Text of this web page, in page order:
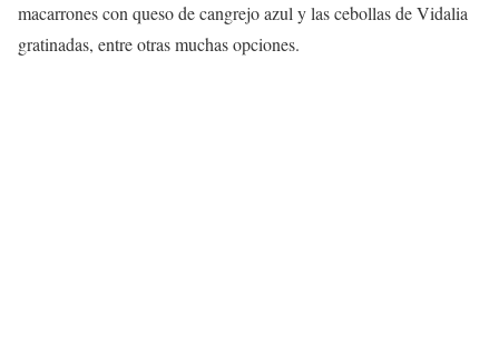
macarrones con queso de cangrejo azul y las cebollas de Vidalia
gratinadas, entre otras muchas opciones.